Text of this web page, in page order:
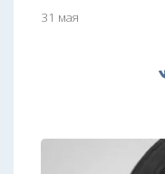
31 мая